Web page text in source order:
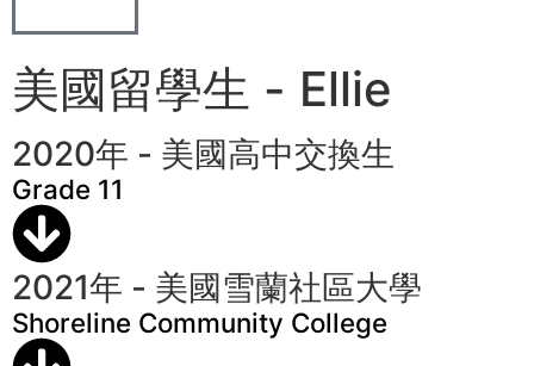
美國留學生 - Ellie
2020年 - 美國高中交換生
Grade 11
2021年 - 美國雪蘭社區大學
Shoreline Community College